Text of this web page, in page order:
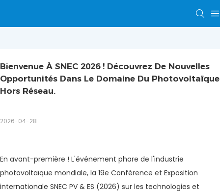
Bienvenue À SNEC 2026 ! Découvrez De Nouvelles
Opportunités Dans Le Domaine Du Photovoltaïque
Hors Réseau.
2026-04-28
En avant-première ! L'événement phare de l'industrie
photovoltaïque mondiale, la 19e Conférence et Exposition
internationale SNEC PV & ES (2026) sur les technologies et